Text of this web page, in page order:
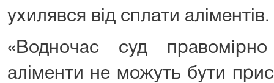
ухилявся від сплати аліментів.
«Водночас суд
аліменти не можуть бути